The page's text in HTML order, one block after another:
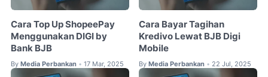
Cara Top Up ShopeePay
Menggunakan DIGI by
Bank BJB
By Media Perbankan • 17 Mar, 2025
Cara Bayar Tagihan
Kredivo Lewat BJB Digi
Mobile
By Media Perbankan • 22 Jul, 2025